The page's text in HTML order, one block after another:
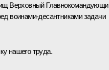
Верховный
воинами-десантниками задачи
нашего труда.